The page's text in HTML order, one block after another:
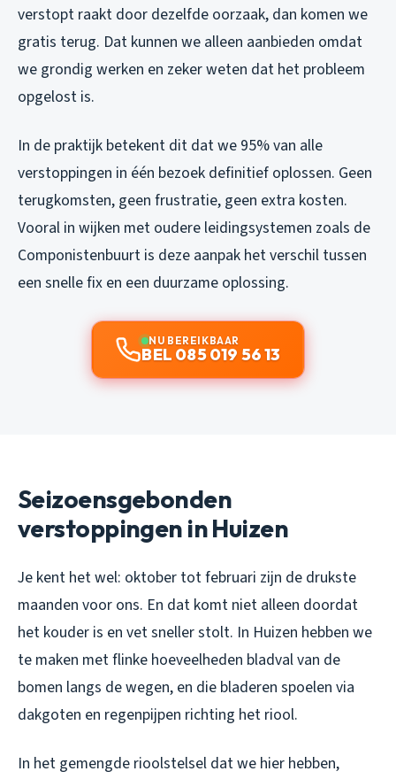
verstopt raakt door dezelfde oorzaak, dan komen we
gratis terug. Dat kunnen we alleen aanbieden omdat
we grondig werken en zeker weten dat het probleem
opgelost is.
In de praktijk betekent dit dat we 95% van alle
verstoppingen in één bezoek definitief oplossen. Geen
terugkomsten, geen frustratie, geen extra kosten.
Vooral in wijken met oudere leidingsystemen zoals de
Componistenbuurt is deze aanpak het verschil tussen
een snelle fix en een duurzame oplossing.
NU BEREIKBAAR
BEL 085 019 56 13
Seizoensgebonden
verstoppingen in Huizen
Je kent het wel: oktober tot februari zijn de drukste
maanden voor ons. En dat komt niet alleen doordat
het kouder is en vet sneller stolt. In Huizen hebben we
te maken met flinke hoeveelheden bladval van de
bomen langs de wegen, en die bladeren spoelen via
dakgoten en regenpijpen richting het riool.
In het gemengde rioolstelsel dat we hier hebben,